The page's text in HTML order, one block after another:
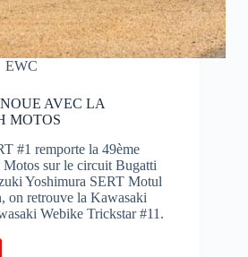
EWC
AVEC LA
MOTOS
#1 remporte la 49ème
sur le circuit Bugatti
Yoshimura SERT Motul
on retrouve la Kawasaki
Webike Trickstar #11.